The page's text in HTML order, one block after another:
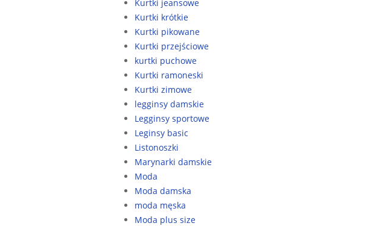
Kurtki jeansowe
Kurtki krótkie
Kurtki pikowane
Kurtki przejściowe
kurtki puchowe
Kurtki ramoneski
Kurtki zimowe
legginsy damskie
Legginsy sportowe
Leginsy basic
Listonoszki
Marynarki damskie
Moda
Moda damska
moda męska
Moda plus size